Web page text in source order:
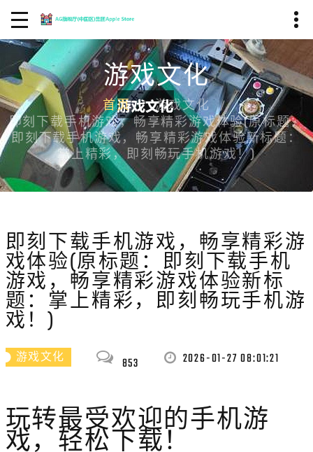
游戏文化
首页
游戏文化
即刻下载手机游戏，畅享精彩游戏体验(原标题：
即刻下载手机游戏，畅享精彩游戏体验新标题：
掌上精彩，即刻畅玩手机游戏！)
即刻下载手机游戏，畅享精彩游
戏体验(原标题：即刻下载手机
游戏，畅享精彩游戏体验新标
题：掌上精彩，即刻畅玩手机游
戏！)
游戏文化 853 2026-01-27 08:01:21
玩转最受欢迎的手机游
戏，轻松下载！